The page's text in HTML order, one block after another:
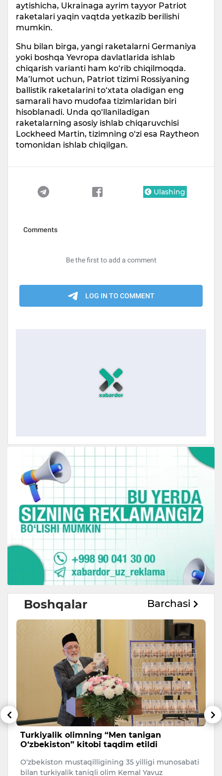
aytishicha, Ukrainaga ayrim tayyor Patriot
raketalari yaqin vaqtda yetkazib berilishi
mumkin.
Shu bilan birga, yangi raketalarni Germaniya
yoki boshqa Yevropa davlatlarida ishlab
chiqarish varianti ham ko‘rib chiqilmoqda.
Ma’lumot uchun, Patriot tizimi Rossiyaning
ballistik raketalarini to‘xtata oladigan eng
samarali havo mudofaa tizimlaridan biri
hisoblanadi. Unda qo‘llaniladigan
raketalarning asosiy ishlab chiqaruvchisi
Lockheed Martin, tizimning o‘zi esa Raytheon
tomonidan ishlab chiqilgan.
Ulashing
Boshqalar Barchasi
Turkiyalik olimning “Men tanigan
O‘zbekiston” kitobi taqdim etildi
O‘zbekiston mustaqilligining 35 yilligi munosabati
bilan turkiyalik taniqli olim Kemal Yavuz